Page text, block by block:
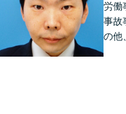
労働
事故
の他